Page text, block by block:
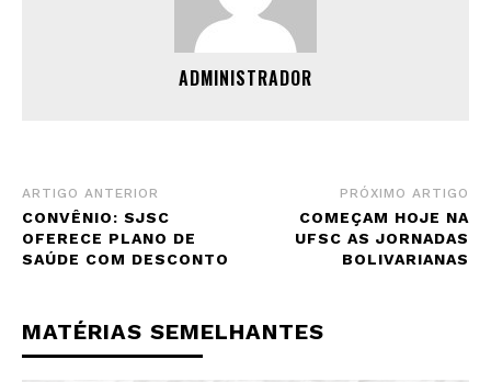
ADMINISTRADOR
ARTIGO ANTERIOR
CONVÊNIO: SJSC
OFERECE PLANO DE
SAÚDE COM DESCONTO
PRÓXIMO ARTIGO
COMEÇAM HOJE NA
UFSC AS JORNADAS
BOLIVARIANAS
MATÉRIAS SEMELHANTES